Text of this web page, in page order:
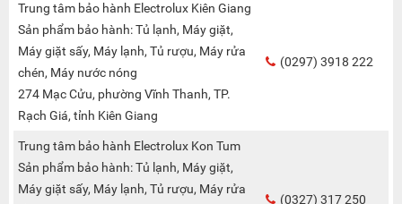
Trung tâm bảo hành Electrolux Kiên Giang
Sản phẩm bảo hành: Tủ lạnh, Máy giặt,
Máy giặt sấy, Máy lạnh, Tủ rượu, Máy rửa
chén, Máy nước nóng
274 Mạc Cửu, phường Vĩnh Thanh, TP.
Rạch Giá, tỉnh Kiên Giang
(0297) 3918 222
Trung tâm bảo hành Electrolux Kon Tum
Sản phẩm bảo hành: Tủ lạnh, Máy giặt,
Máy giặt sấy, Máy lạnh, Tủ rượu, Máy rửa
(0327) 317 250